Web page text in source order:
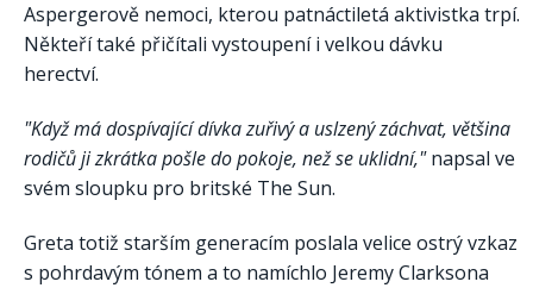
Aspergerově nemoci, kterou patnáctiletá aktivistka trpí.
Někteří také přičítali vystoupení i velkou dávku
herectví.
"Když má dospívající dívka zuřivý a uslzený záchvat, většina
rodičů ji zkrátka pošle do pokoje, než se uklidní,"napsal ve
svém sloupku pro britské The Sun.
Greta totiž starším generacím poslala velice ostrý vzkaz
s pohrdavým tónem a to namíchlo Jeremy Clarksona